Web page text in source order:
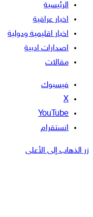
الرئيسية
اخبار عراقية
اخبار اقليمية ودولية
اصدارات ادبية
مقالات
فيسبوك
‫X
‫YouTube
انستقرام
زر الذهاب إلى الأعلى